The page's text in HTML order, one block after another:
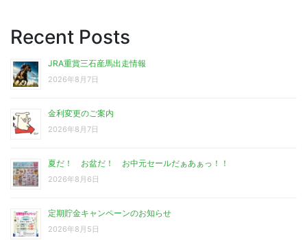
Recent Posts
JRA重賞三石産馬出走情報
2026年8月7日
金利変更のご案内
2026年8月7日
夏だ！ お盆だ！ お中元セールだぁあぁっ！！
2026年8月6日
定期貯金キャンペーンのお知らせ
2026年8月5日